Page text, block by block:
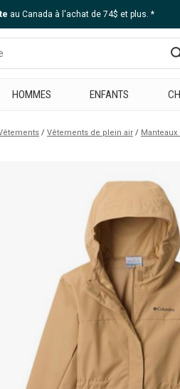
au Canada à l'achat de 74$ et plus. *
HOMMES ENFANTS
Vêtements de plein air